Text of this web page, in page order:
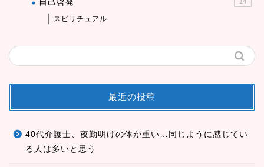
自己啓発
スピリチュアル
最近の投稿
40代介護士、夜勤明けの体が重い…同じように感じてい
る人は多いと思う